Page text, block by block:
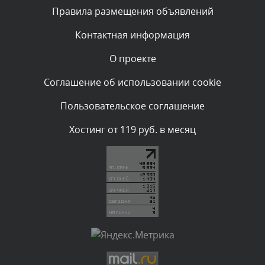
администратором.
Комментарий проверяется
администратором.
Комментарий проверяется
Текст комментария будет виден после проверки
Комментарий проверяется
Текст комментария будет виден после проверки
администратором.
Правила размещения объявлений
Контактная информация
О проекте
Соглашение об использовании cookie
Пользовательское соглашение
Хостинг от 119 руб. в месяц